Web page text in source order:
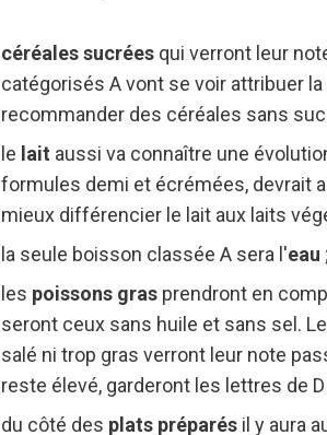
céréales sucréesqui verront leur
catégorisés A vont se voir attribuer la
recommander des céréales sans
le lait aussi va connaître une
formules demi et écrémées, devrait
mieux différencier le lait aux laits
la seule boisson classée A sera l'eau ;
les poissons grasprendront en
seront ceux sans huile et sans sel.
salé ni trop gras verront leur note
reste élevé, garderont les lettres de D
du côté des plats préparésil y aura